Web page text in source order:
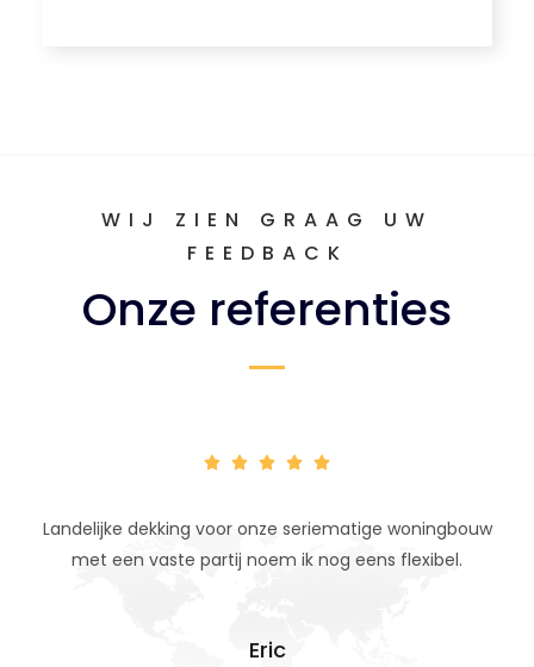
WIJ ZIEN GRAAG UW
FEEDBACK
Onze referenties
Landelijke dekking voor onze seriematige woningbouw
met een vaste partij noem ik nog eens flexibel.
Eric